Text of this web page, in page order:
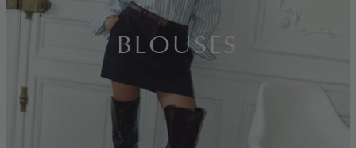
BLOUSES